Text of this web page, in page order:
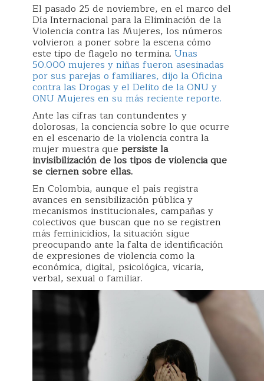
El pasado 25 de noviembre, en el marco del
Día Internacional para la Eliminación de la
Violencia contra las Mujeres, los números
volvieron a poner sobre la escena cómo
este tipo de flagelo no termina. Unas
50.000 mujeres y niñas fueron asesinadas
por sus parejas o familiares, dijo la Oficina
contra las Drogas y el Delito de la ONU y
ONU Mujeres en su más reciente reporte.
Ante las cifras tan contundentes y
dolorosas, la conciencia sobre lo que ocurre
en el escenario de la violencia contra la
mujer muestra que persiste la
invisibilización de los tipos de violencia que
se ciernen sobre ellas.
En Colombia, aunque el país registra
avances en sensibilización pública y
mecanismos institucionales, campañas y
colectivos que buscan que no se registren
más feminicidios, la situación sigue
preocupando ante la falta de identificación
de expresiones de violencia como la
económica, digital, psicológica, vicaria,
verbal, sexual o familiar.